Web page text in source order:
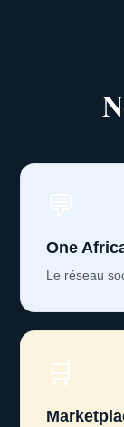
One
Le réseau
🛒